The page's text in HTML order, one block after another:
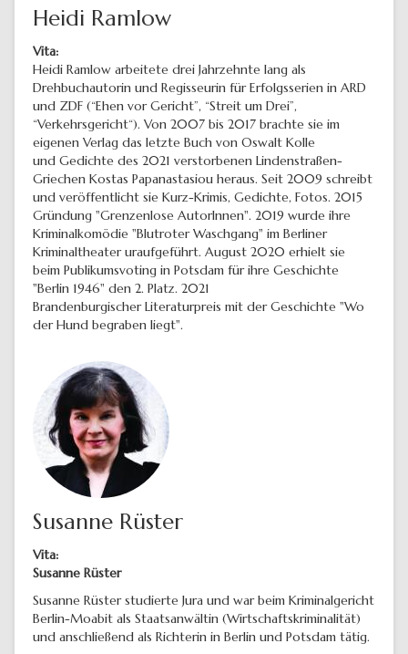
Heidi Ramlow
Vita:
Heidi Ramlow arbeitete drei Jahrzehnte lang als
Drehbuchautorin und Regisseurin für Erfolgsserien in ARD
und ZDF (“Ehen vor Gericht”, “Streit um Drei”,
“Verkehrsgericht“). Von 2007 bis 2017 brachte sie im
eigenen Verlag das letzte Buch von Oswalt Kolle
und Gedichte des 2021 verstorbenen Lindenstraßen-
Griechen Kostas Papanastasiou heraus. Seit 2009 schreibt
und veröffentlicht sie Kurz-Krimis, Gedichte, Fotos. 2015
Gründung "Grenzenlose AutorInnen". 2019 wurde ihre
Kriminalkomödie "Blutroter Waschgang" im Berliner
Kriminaltheater uraufgeführt. August 2020 erhielt sie
beim Publikumsvoting in Potsdam für ihre Geschichte
"Berlin 1946" den 2. Platz. 2021
Brandenburgischer Literaturpreis mit der Geschichte "Wo
der Hund begraben liegt".
Susanne Rüster
Vita:
Susanne Rüster
Susanne Rüster studierte Jura und war beim Kriminalgericht
Berlin-Moabit als Staatsanwältin (Wirtschaftskriminalität)
und anschließend als Richterin in Berlin und Potsdam tätig.